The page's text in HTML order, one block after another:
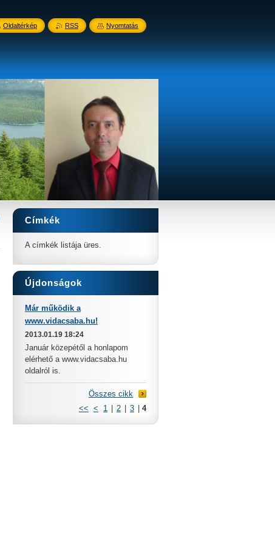
Címkék
A címkék listája üres.
Újdonságok
Már működik a
www.vidacsaba.hu!
2013.01.19 18:24
Január közepétől a honlapom
elérhető a www.vidacsaba.hu
oldalról is.
Összes cikk
<< < 1 2 3 4
Oldaltérkép RSS Nyomtatás